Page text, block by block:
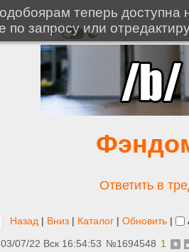
Ответить в
Назад | Вниз | Каталог | Обновить |
03/07/22 Вск 16:54:53 №1694548 1